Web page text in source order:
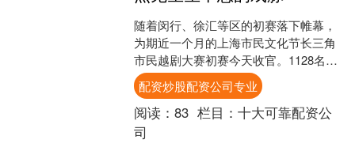
随着闵行、徐汇等区的初赛落下帷幕，
为期近一个月的上海市民文化节长三角
市民越剧大赛初赛今天收官。1128名市
民登台亮嗓，从3岁半的稚气孩童到95岁
的老人，他们用各....
配资炒股配资公司专业
阅读： 83 栏目： 十大可靠配资公
司